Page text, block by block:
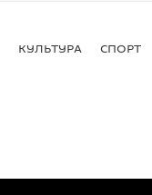
КУЛЬТУРА СПОРТ